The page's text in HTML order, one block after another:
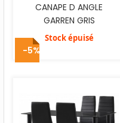
CANAPE D ANGLE
GARREN GRIS
Stock épuisé
-5%